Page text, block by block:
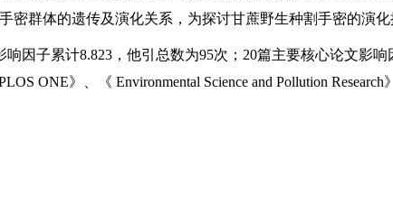
群体的遗传及演化关系，为探讨甘蔗野生种割手密的演化
因子累计8.823，他引总数为95次；20篇主要核心论文影
ONE》、《 Environmental Science and Pollution